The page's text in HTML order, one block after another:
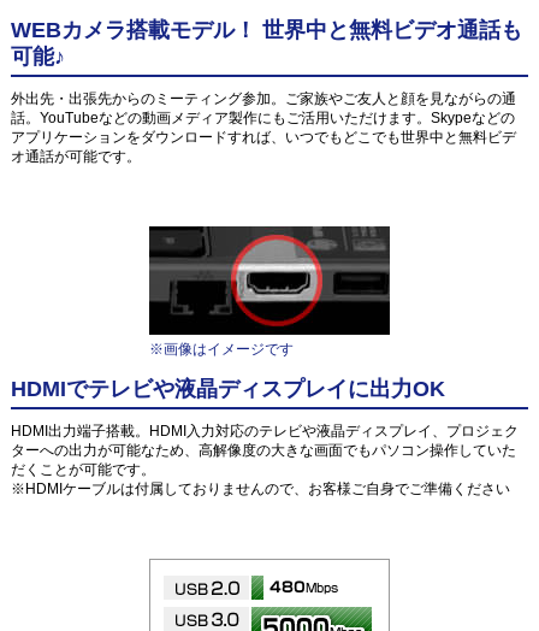
WEBカメラ搭載モデル！ 世界中と無料ビデオ通話も
可能♪
外出先・出張先からのミーティング参加。ご家族やご友人と顔を見ながらの通
話。YouTubeなどの動画メディア製作にもご活用いただけます。Skypeなどの
アプリケーションをダウンロードすれば、いつでもどこでも世界中と無料ビデ
オ通話が可能です。
※画像はイメージです
HDMIでテレビや液晶ディスプレイに出力OK
HDMI出力端子搭載。HDMI入力対応のテレビや液晶ディスプレイ、プロジェク
ターへの出力が可能なため、高解像度の大きな画面でもパソコン操作していた
だくことが可能です。
※HDMIケーブルは付属しておりませんので、お客様ご自身でご準備ください